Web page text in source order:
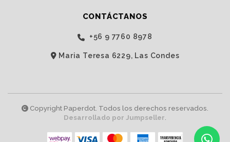
CONTÁCTANOS
‭+56 9 7760 8978‬
Maria Teresa 6229, Las Condes
Copyright Paperdot. Todos los derechos reservados.
Desarrollado por Jumpseller